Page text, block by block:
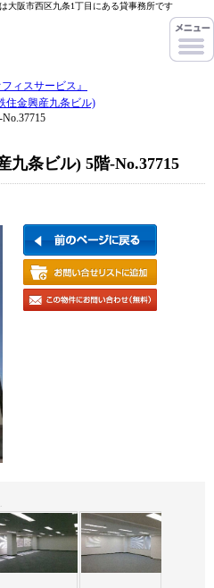
大阪市西区九条1丁目にある貸事務所です
ィスサービス』
住金興産九条ビル)
九条ビル) 5階-No.37715